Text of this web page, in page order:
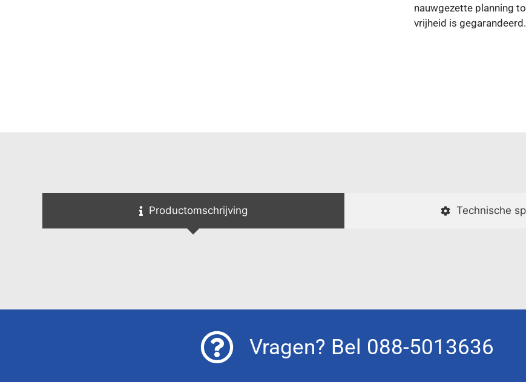
nauwgezette planning
vrijheid is gegarandeerd.
Productomschrijving Technische
Vragen? Bel 088-5013636